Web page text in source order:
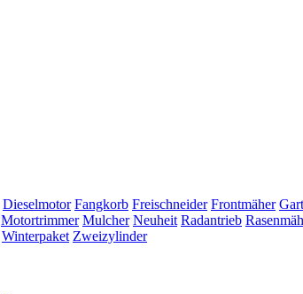
Dieselmotor Fangkorb Freischneider Frontmäher
Motortrimmer Mulcher Neuheit Radantrieb
Winterpaket Zweizylinder